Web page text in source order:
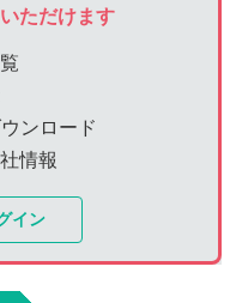
ただけます
ンロード
情報
イン